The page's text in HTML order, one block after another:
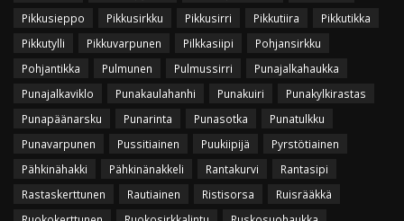
Pikkusieppo
Pikkusirkku Pikkusirri Pikkutiira
Pikkutikka
Pikkutylli
Pikkuvarpunen Pilkkasiipi
Pohjansirkku
Pohjantikka
Pulmunen Pulmussirri
Punajalkahaukka
Punajalkaviklo
Punakaulahanhi Punakuiri
Punakylkirastas
Punapäänarsku
Punarinta Punasotka
Punatulkku
Punavarpunen
Pussitiainen Puukiipijä
Pyrstötiainen
Pähkinähakki
Pähkinänakkeli Rantakurvi
Rantasipi
Rastaskerttunen
Rautiainen Ristisorsa
Ruisrääkkä